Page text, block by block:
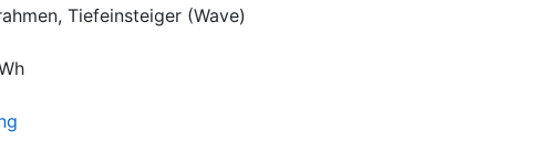
Tiefeinsteiger (Wave)